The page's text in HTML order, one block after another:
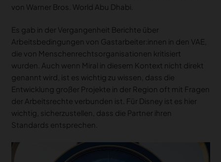
von Warner Bros. World Abu Dhabi.
Es gab in der Vergangenheit Berichte über
Arbeitsbedingungen von Gastarbeiter:innen in den VAE,
die von Menschenrechtsorganisationen kritisiert
wurden. Auch wenn Miral in diesem Kontext nicht direkt
genannt wird, ist es wichtig zu wissen, dass die
Entwicklung großer Projekte in der Region oft mit Fragen
der Arbeitsrechte verbunden ist. Für Disney ist es hier
wichtig, sicherzustellen, dass die Partner ihren
Standards entsprechen.